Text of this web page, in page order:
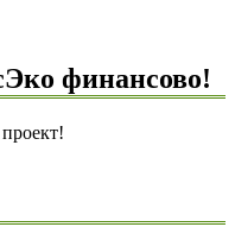
финансово!